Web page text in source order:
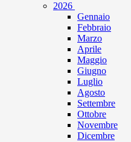
2026
Gennaio
Febbraio
Marzo
Aprile
Maggio
Giugno
Luglio
Agosto
Settembre
Ottobre
Novembre
Dicembre